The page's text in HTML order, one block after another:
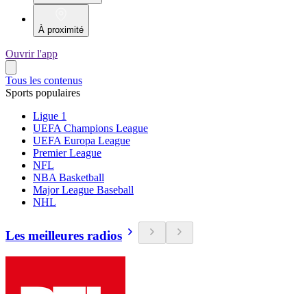
À proximité
Ouvrir l'app
Tous les contenus
Sports populaires
Ligue 1
UEFA Champions League
UEFA Europa League
Premier League
NFL
NBA Basketball
Major League Baseball
NHL
Les meilleures radios